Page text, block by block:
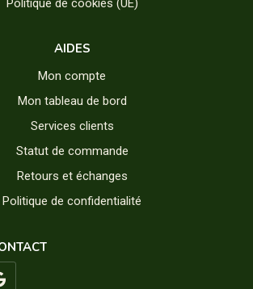
Politique de cookies (UE)
AIDES
Mon compte
Mon tableau de bord
Services clients
Statut de commande
Retours et échanges
Politique de confidentialité